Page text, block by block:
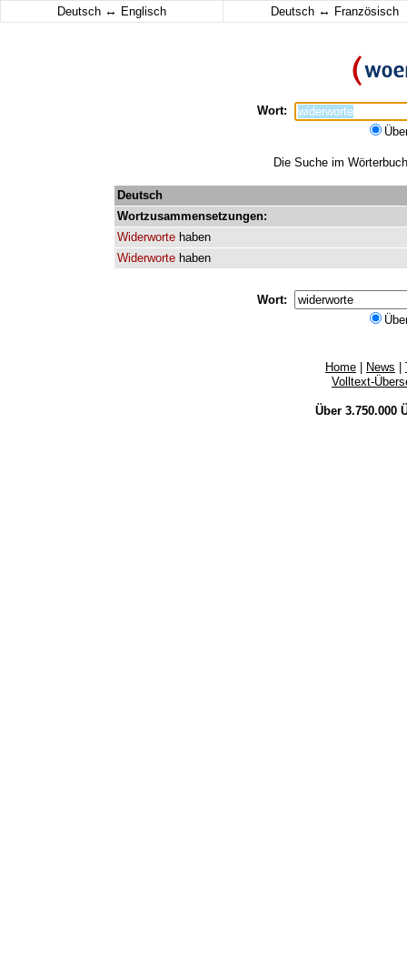
Deutsch ↔ Englisch Deutsch ↔ Französisch
Wort:
Die Suche im
Deutsch
Wortzusammensetzungen:
Widerworte haben
Widerworte haben
Wort:
Home News
Volltext-
Über 3.750.000